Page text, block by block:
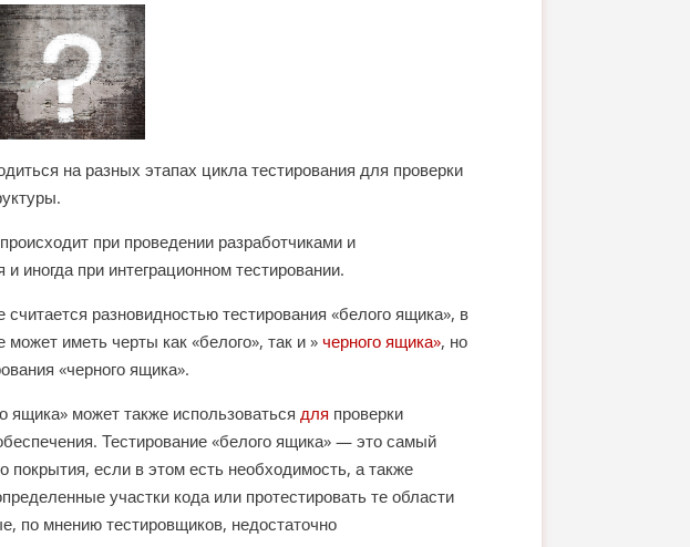
на разных этапах цикла тестирования для проверки
при проведении разработчиками и
иногда при интеграционном тестировании.
разновидностью тестирования «белого ящика», в
может иметь черты как «белого», так и »черного ящика», но
«черного ящика».
ящика» может также использоватьсядля проверки
Тестирование «белого ящика» — это самый
покрытия, если в этом есть необходимость, а также
участки кода или протестировать те области
по мнению тестировщиков, недостаточно